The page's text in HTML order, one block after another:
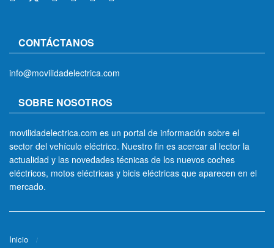
CONTÁCTANOS
info@movilidadelectrica.com
SOBRE NOSOTROS
movilidadelectrica.com es un portal de información sobre el
sector del vehículo eléctrico. Nuestro fin es acercar al lector la
actualidad y las novedades técnicas de los nuevos coches
eléctricos, motos eléctricas y bicis eléctricas que aparecen en el
mercado.
Inicio